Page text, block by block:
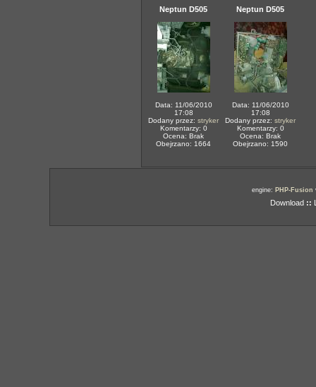
Neptun D505
Data: 11/06/2010
17:08
Dodany przez: stryker
Komentarzy: 0
Ocena: Brak
Obejrzano: 1664
Neptun D505
Data: 11/06/2010
17:08
Dodany przez: stryker
Komentarzy: 0
Ocena: Brak
Obejrzano: 1590
engine: PHP-Fusion
Download ::